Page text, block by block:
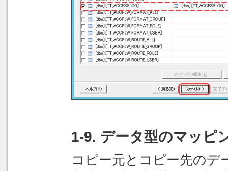
1-9. データ型のマッピ
コピー元とコピー先の